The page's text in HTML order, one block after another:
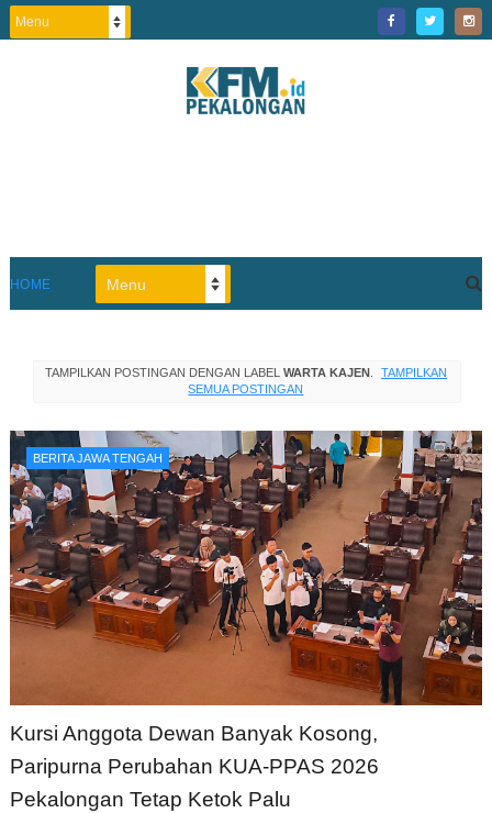
HOME
TAMPILKAN POSTINGAN DENGAN LABEL WARTA KAJEN.
TAMPILKAN
SEMUA POSTINGAN
BERITA JAWA TENGAH
Kursi Anggota Dewan Banyak Kosong,
Paripurna Perubahan KUA-PPAS 2026
Pekalongan Tetap Ketok Palu